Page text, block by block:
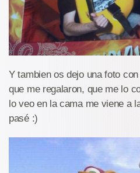
Y tambien os dejo una foto
que me regalaron, que me lo
lo veo en la cama me viene a
pasé :)